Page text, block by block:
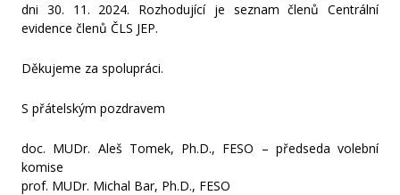
dni 30. 11. 2024. Rozhodující je seznam členů Centrální
evidence členů ČLS JEP.
Děkujeme za spolupráci.
S přátelským pozdravem
doc. MUDr. Aleš Tomek, Ph.D., FESO – předseda volební
komise
prof. MUDr. Michal Bar, Ph.D., FESO